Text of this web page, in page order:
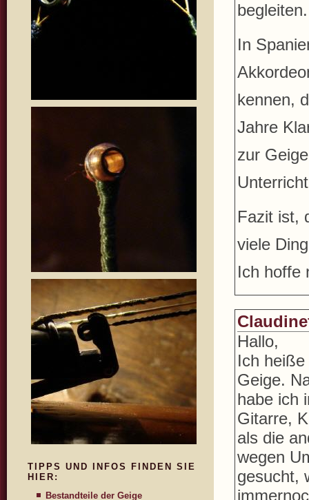
begleiten.
In
kennen,
Jahre
zur
Fazit ist,
viele
Ich hoffe
Hallo,
Ich
Geige.
habe ich
Gitarre,
als die
wegen
gesucht,
TIPPS UND INFOS FINDEN SIE
HIER:
Bestandteile der Geige